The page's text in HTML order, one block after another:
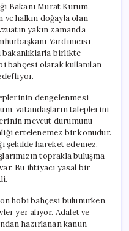
Bakanı Murat Kurum,
ve halkın doğayla olan
yakın zamanda
Yardımcısı
bakanlıklarla birlikte
bahçesi olarak kullanılan
dengelenmesi
vatandaşların taleplerini
mevcut durumunu
ertelenemez bir konudur.
şekilde hareket edemez.
toprakla buluşma
Bu ihtiyacı yasal bir
hobi bahçesi bulunurken,
yer alıyor. Adalet ve
hazırlanan kanun